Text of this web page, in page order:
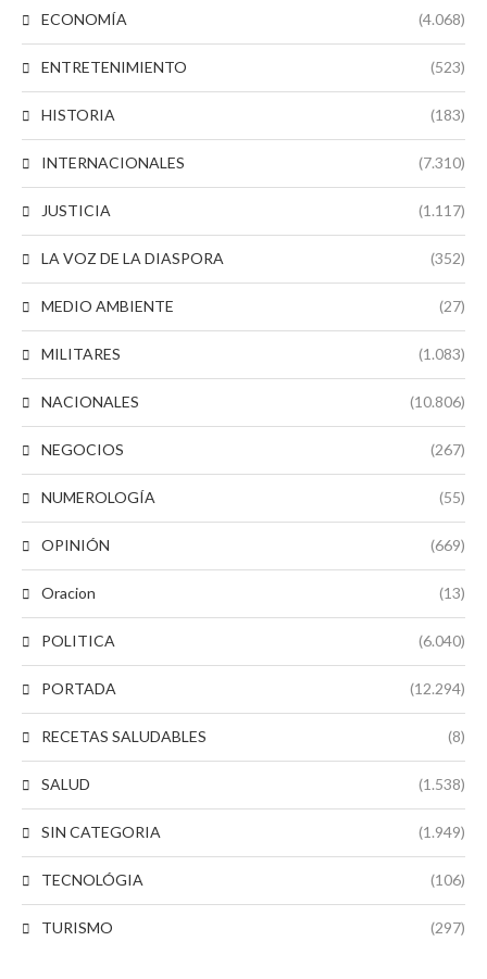
ECONOMÍA (4.068)
ENTRETENIMIENTO (523)
HISTORIA (183)
INTERNACIONALES (7.310)
JUSTICIA (1.117)
LA VOZ DE LA DIASPORA (352)
MEDIO AMBIENTE (27)
MILITARES (1.083)
NACIONALES (10.806)
NEGOCIOS (267)
NUMEROLOGÍA (55)
OPINIÓN (669)
Oracion (13)
POLITICA (6.040)
PORTADA (12.294)
RECETAS SALUDABLES (8)
SALUD (1.538)
SIN CATEGORIA (1.949)
TECNOLÓGIA (106)
TURISMO (297)